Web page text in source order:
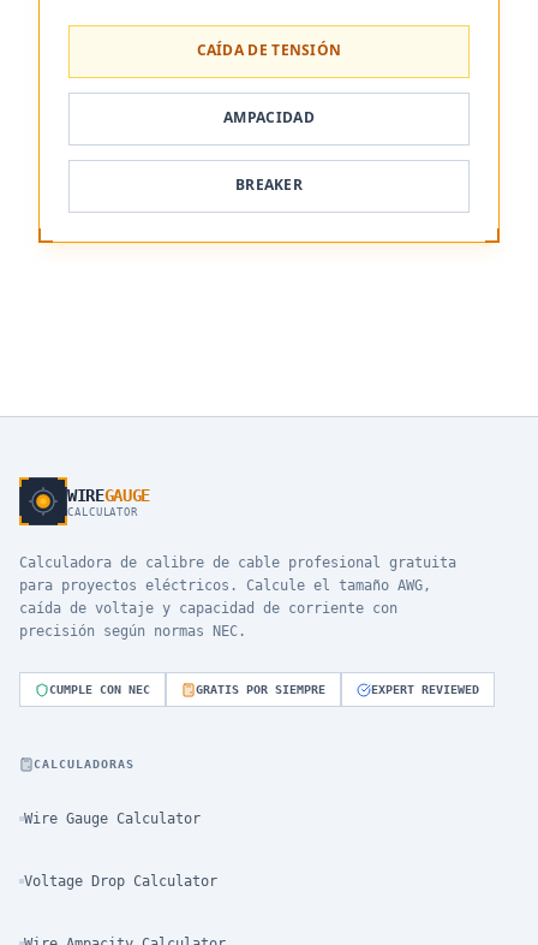
CAÍDA DE TENSIÓN
AMPACIDAD
BREAKER
WIREGAUGE
CALCULATOR
Calculadora de calibre de cable profesional gratuita
para proyectos eléctricos. Calcule el tamaño AWG,
caída de voltaje y capacidad de corriente con
precisión según normas NEC.
CUMPLE CON NEC GRATIS POR SIEMPRE EXPERT REVIEWED
CALCULADORAS
Wire Gauge Calculator
Voltage Drop Calculator